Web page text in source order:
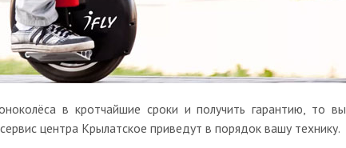
в кротчайшие сроки и получить гарантию, то вы
центра Крылатское приведут в порядок вашу технику.